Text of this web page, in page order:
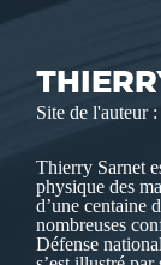
Site de l'auteur :
Thierry Sarnet
physique des
d’une centaine
nombreuses
Défense